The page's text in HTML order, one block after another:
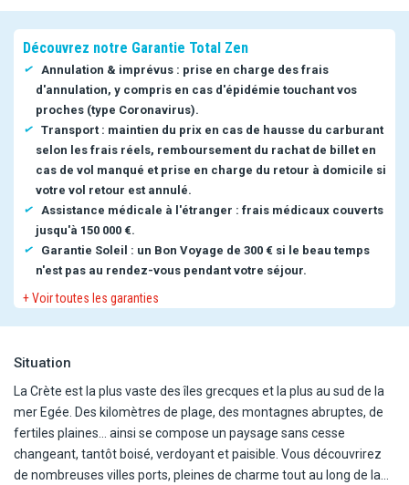
Découvrez notre Garantie Total Zen
Annulation & imprévus : prise en charge des frais
d'annulation, y compris en cas d'épidémie touchant vos
proches (type Coronavirus).
Transport : maintien du prix en cas de hausse du carburant
selon les frais réels, remboursement du rachat de billet en
cas de vol manqué et prise en charge du retour à domicile si
votre vol retour est annulé.
Assistance médicale à l'étranger : frais médicaux couverts
jusqu'à 150 000 €.
Garantie Soleil : un Bon Voyage de 300 € si le beau temps
n'est pas au rendez-vous pendant votre séjour.
+ Voir toutes les garanties
Situation
La Crète est la plus vaste des îles grecques et la plus au sud de la
mer Egée. Des kilomètres de plage, des montagnes abruptes, de
fertiles plaines... ainsi se compose un paysage sans cesse
changeant, tantôt boisé, verdoyant et paisible. Vous découvrirez
de nombreuses villes ports, pleines de charme tout au long de la